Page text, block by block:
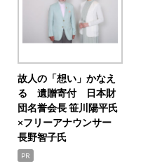
故人の「想い」かなえ
る 遺贈寄付 日本財
団名誉会長 笹川陽平氏
×フリーアナウンサー
長野智子氏
PR